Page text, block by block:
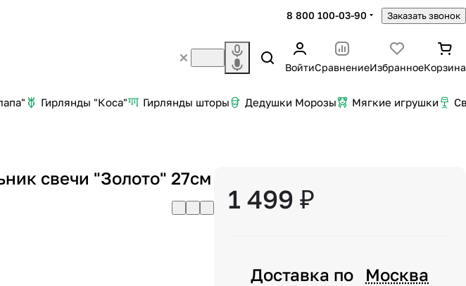
8 800 100-03-90 Заказать звонок
ВойтиСравнениеИзбранноеКорзина
Гирлянды "Коса" Гирлянды шторы Дедушки Морозы Мягкие игрушки
свечи "Золото" 27см
1 499 ₽
Доставка по
Москва